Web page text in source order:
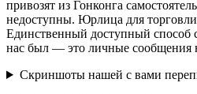
привозят из Гонконга
недоступны. Юрлица для
Единственный доступный способ
нас был — это личные сообщения
Скриншоты нашей с вами